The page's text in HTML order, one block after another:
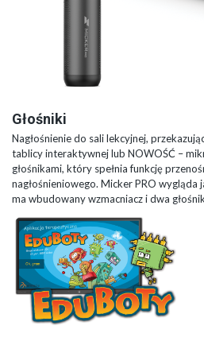
Głośniki
Nagłośnienie do sali lekcyjnej,
tablicy interaktywnej lub NOWOŚĆ –
głośnikami, który spełnia funkcję
nagłośnieniowego. Micker PRO
ma wbudowany wzmacniacz i dwa